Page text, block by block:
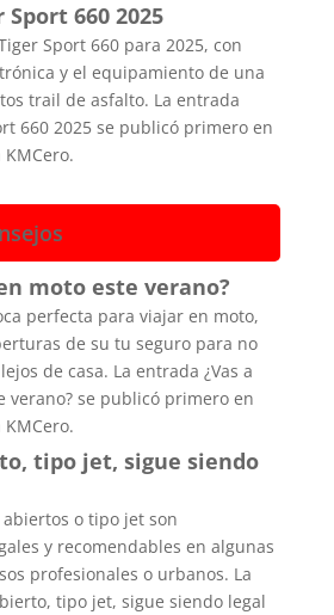
660 2025
Sport 660 para 2025, con
y el equipamiento de una
trail de asfalto. La entrada
660 2025 se publicó primero en
moto este verano?
perfecta para viajar en moto,
de su tu seguro para no
de casa. La entrada ¿Vas a
verano? se publicó primero en
tipo jet, sigue siendo
abiertos o tipo jet son
y recomendables en algunas
profesionales o urbanos. La
tipo jet, sigue siendo legal